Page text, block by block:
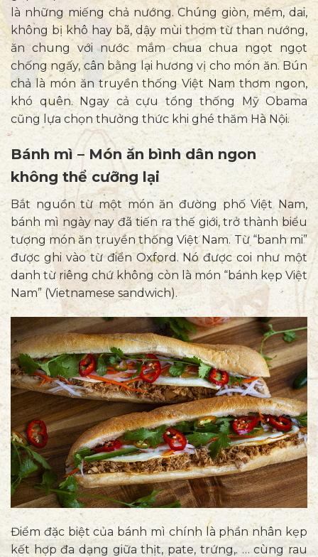
là những miếng chả nướng. Chúng giòn, mềm, dai,
không bị khô hay bã, dậy mùi thơm từ than nướng,
ăn chung với nước mắm chua chua ngọt ngọt
chống ngấy, cân bằng lại hương vị cho món ăn. Bún
chả là món ăn truyền thống Việt Nam thơm ngon,
khó quên. Ngay cả cựu tổng thống Mỹ Obama
cũng lựa chọn thưởng thức khi ghé thăm Hà Nội.
Bánh mì – Món ăn bình dân ngon
không thể cưỡng lại
Bắt nguồn từmột món ăn đường phố Việt Nam,
bánh mì ngày nay đã tiến ra thế giới, trở thành biểu
tượng món ăn truyền thống Việt Nam. Từ “banh mi”
được ghi vào từ điển Oxford. Nó được coi như một
danh từ riêng chứ không còn là món “bánh kẹp Việt
Nam” (Vietnamese sandwich).
Điểm đặc biệt của bánh mì chính là phần nhân kẹp
kết hợp đa dạng giữa thịt, pate, trứng,. … cùng rau